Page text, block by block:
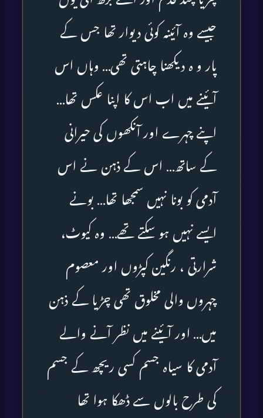
جیسے وہ آئینہ کوئی دیوار تھا جس کے
پار و ہ دیکھنا چاہتی تھی… وہاں اس
آئینے میں اب اس کا اپنا عکس تھا…
اپنے چہرے اور آنکھوں کی حیرانی
کے ساتھ… اس کے ذہن نے اس
آدمی کو بونا نہیں سمجھا تھا… بونے
ایسے نہیں ہو سکتے تھے… وہ کیوٹ،
شرارتی ، رنگین کپڑوں اور معصوم
چہروں والی مخلوق تھی چڑیا کے ذہن
میں… اور آئینے میں نظر آنے والے
آدمی کا سیاہ جسم کسی ریچھ کے جسم
کی طرح بالوں سے ڈھکا ہوا تھا